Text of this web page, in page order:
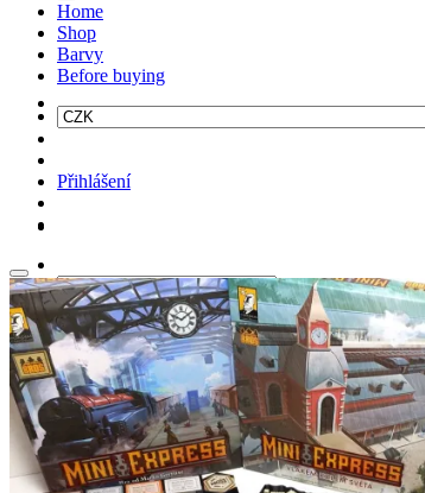
Home
Shop
Barvy
Before buying
Přihlášení
Hledat: